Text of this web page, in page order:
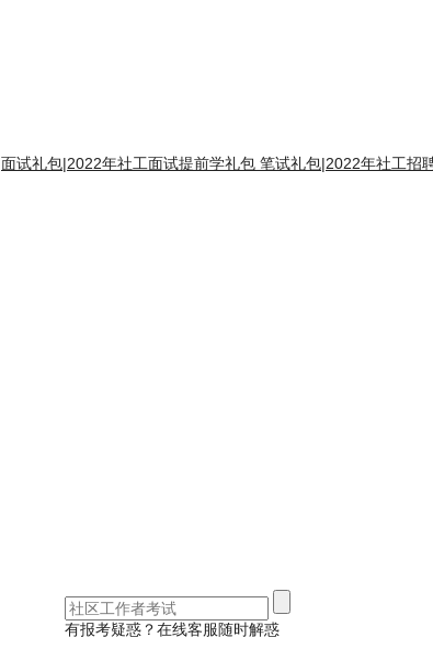
面试礼包|2022年社工面试提前学礼包 笔试礼包|2022年社工招
有报考疑惑？在线客服随时解惑